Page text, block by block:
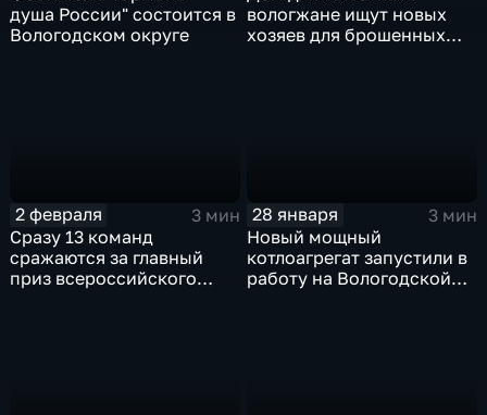
душа России" состоится в
Вологодском округе
вологжане ищут новых
хозяев для брошенных
2 февраля
3 мин
Сразу 13 команд
сражаются за главный
приз всероссийского
28 января
3 мин
Новый мощный
котлоагрегат запустили в
работу на Вологодской